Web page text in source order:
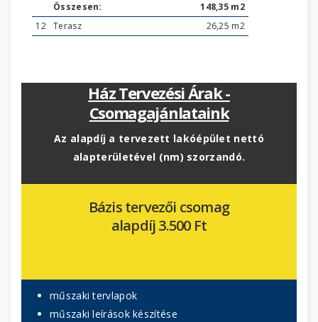
Összesen:
148,35 m2
12 Terasz 26,25 m2
Ház Tervezési Árak -
Csomagajánlataink
Az alapdíj a tervezett lakóépület nettó
alapterületével (nm) szorzandó.
Bázis tervezői csomag
alapdíj 3.500 Ft
műszaki tervlapok
műszaki leírások készítése